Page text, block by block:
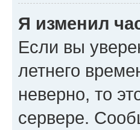
Я изменил
Если вы
летнего
неверно, то
сервере.